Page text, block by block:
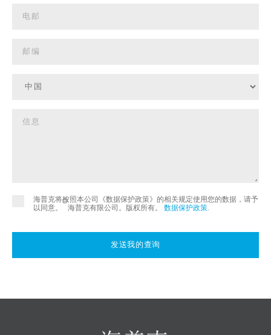
海普克将按照本公司《数据保护政策》的相关规定使用您的数据，请予
以同意。
©
海普克有限公司。版权所有。 数据保护政策.
发送我的查询